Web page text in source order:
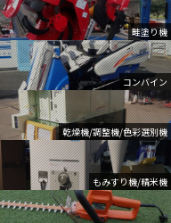
畦塗り機
コンバイン
乾燥機/調整機/色彩選別機
もみすり機/精米機